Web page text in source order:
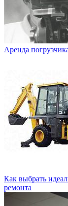
Аренда
Как выбрать
ремонта